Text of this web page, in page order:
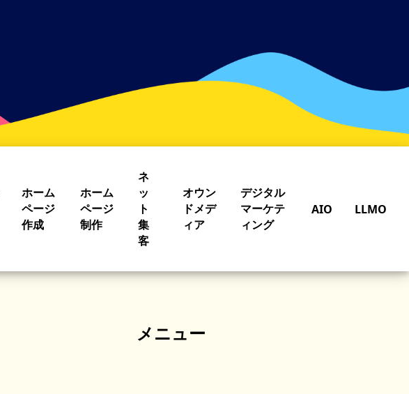
ホーム
ページ
作成
ホーム
ページ
制作
ネ
ッ
ト
集
客
オウン
ドメデ
ィア
デジタル
マーケテ
ィング
AIO LLMO
メニュー